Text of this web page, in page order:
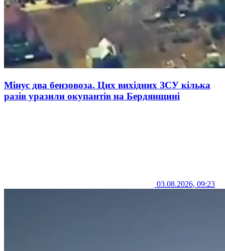
Мінус два бензовоза. Цих вихідних ЗСУ кілька
разів уразили окупантів на Бердянщині
03.08.2026, 09:23